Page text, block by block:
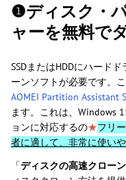
❶ディスク・
ャーを無料で
SSDまたはHDDにハード
ーンソフトが必要です。
AOMEI Partition Assistant
ます。これは、Windows
ョンに対応するの★フリ
者に適して、非常に使いや
「ディスクの高速クローン